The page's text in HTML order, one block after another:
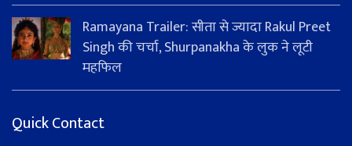
Ramayana Trailer: सीता से ज्यादा Rakul Preet
Singh की चर्चा, Shurpanakha के लुक ने लूटी
महफिल
Quick Contact